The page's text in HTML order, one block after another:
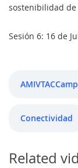
AUTHORS
CONTACT
sostenibilidad de
Sesión 6: 16 de
Conectividad
Related